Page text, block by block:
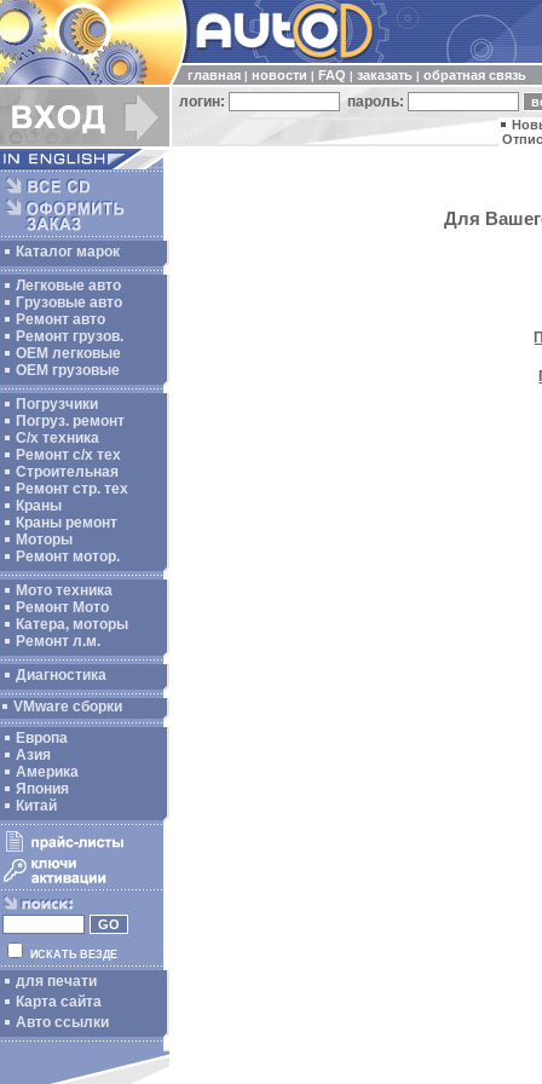
главная новости FAQ заказать обратная связь
логин: пароль:
Каталог марок
Легковые авто
Грузовые авто
Ремонт авто
Ремонт грузов.
ОЕМ легковые
OEM грузовые
Погрузчики
Погруз. ремонт
С/х техника
Ремонт с/х тех
Строительная
Ремонт стр. тех
Краны
Краны ремонт
Моторы
Ремонт мотор.
Мото техника
Ремонт Мото
Катера, моторы
Ремонт л.м.
Диагностика
VMware сборки
Европа
Азия
Америка
Япония
Китай
ИСКАТЬ ВЕЗДЕ
для печати
Карта сайта
Авто ссылки
Для